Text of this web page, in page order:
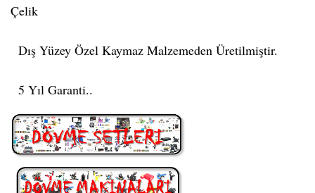
Çelik
Dış Yüzey Özel Kaymaz Malzemeden Üretilmiştir.
5 Yıl Garanti..